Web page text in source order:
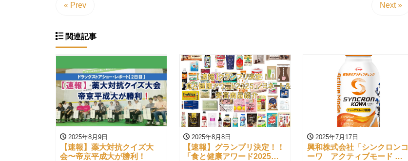
« Prev Next »
関連記事
2025年8月9日
【速報】薬大対抗クイズ大
会〜帝京平成大が勝利！
2025年8月8日
【速報】グランプリ決定！！
「食と健康アワード2025」
2025年7月17日
興和株式会社「シンクロンコ
ーワ アクティブモード グ